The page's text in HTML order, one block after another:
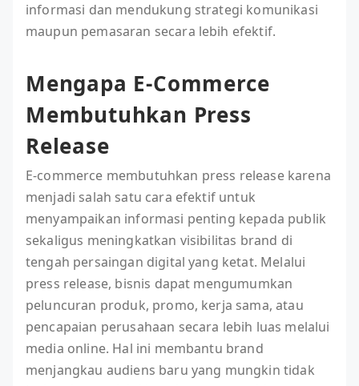
informasi dan mendukung strategi komunikasi
maupun pemasaran secara lebih efektif.
Mengapa E-Commerce
Membutuhkan Press
Release
E-commerce membutuhkan press release karena
menjadi salah satu cara efektif untuk
menyampaikan informasi penting kepada publik
sekaligus meningkatkan visibilitas brand di
tengah persaingan digital yang ketat. Melalui
press release, bisnis dapat mengumumkan
peluncuran produk, promo, kerja sama, atau
pencapaian perusahaan secara lebih luas melalui
media online. Hal ini membantu brand
menjangkau audiens baru yang mungkin tidak